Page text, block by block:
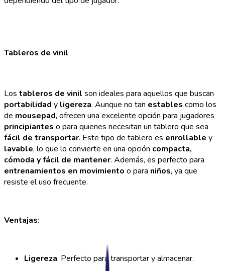
Tableros de vinil
Los tableros de vinil son ideales para aquellos que buscan
portabilidad y ligereza. Aunque no tan estables como los
de mousepad, ofrecen una excelente opción para jugadores
principiantes o para quienes necesitan un tablero que sea
fácil de transportar. Este tipo de tablero es enrollable y
lavable, lo que lo convierte en una opción compacta,
cómoda y fácil de mantener. Además, es perfecto para
entrenamientos en movimiento o para niños, ya que
resiste el uso frecuente.
Ventajas:
Ligereza: Perfecto para transportar y almacenar.